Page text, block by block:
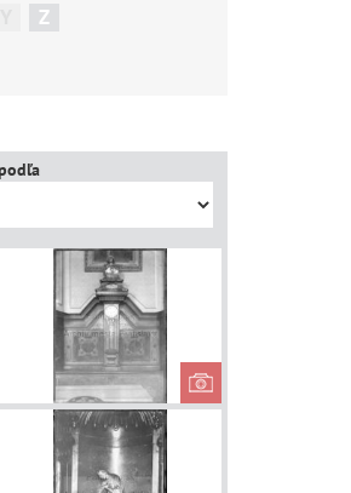
Z
Kostol
Milosrdných
- obraz...